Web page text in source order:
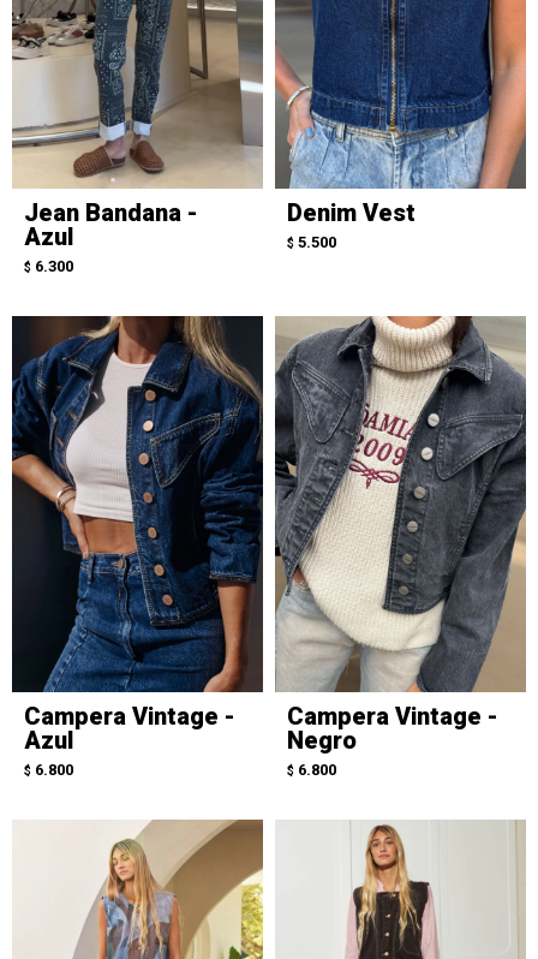
Jean Bandana -
Azul
$ 6.300
Denim Vest
$ 5.500
Campera Vintage -
Azul
$ 6.800
Campera Vintage -
Negro
$ 6.800